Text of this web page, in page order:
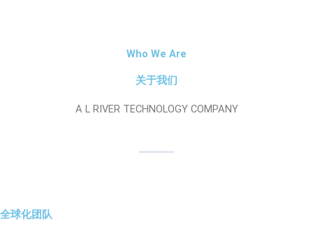
Who We Are
关于我们
A L RIVER TECHNOLOGY COMPANY
全球化团队